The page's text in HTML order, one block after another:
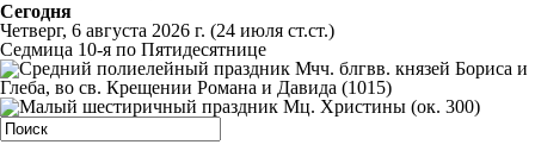
Сегодня
Четверг, 6 августа 2026 г. (24 июля ст.ст.)
Седмица 10-я по Пятидесятнице
Мчч. блгвв. князей Бориса и
Глеба, во св. Крещении Романа и Давида (1015)
Мц. Христины (ок. 300)